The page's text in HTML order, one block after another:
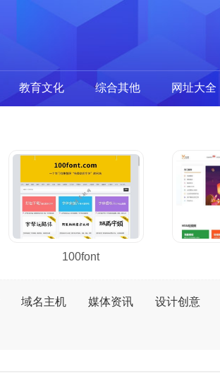
教育文化 综合其他 网址大全
100font
域名主机 媒体资讯 设计创意